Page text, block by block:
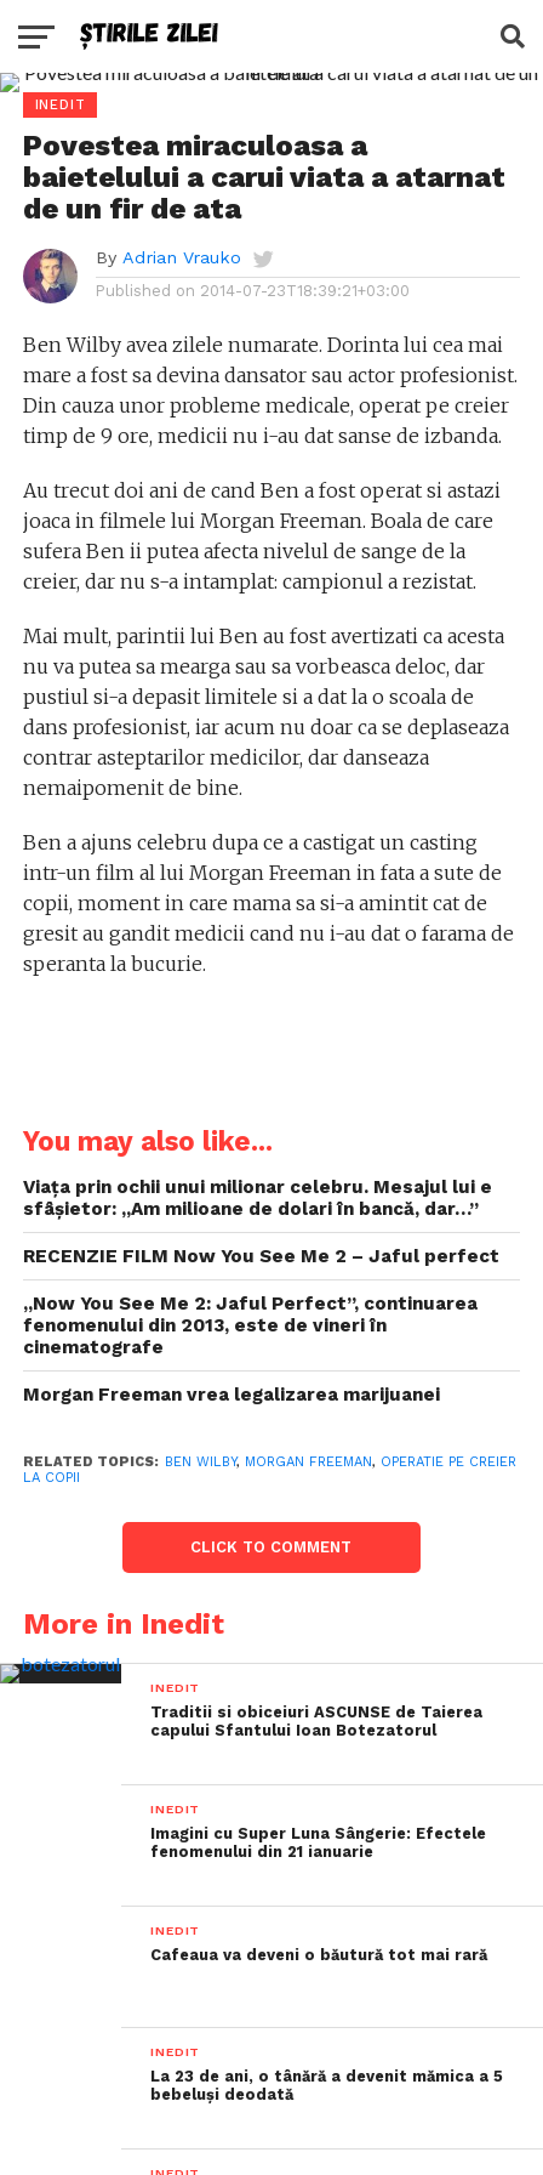
INEDIT
Povestea miraculoasa a
baietelului a carui viata a atarnat
de un fir de ata
By Adrian Vrauko
Published on 2014-07-23T18:39:21+03:00
Ben Wilby avea zilele numarate. Dorinta lui cea mai
mare a fost sa devina dansator sau actor profesionist.
Din cauza unor probleme medicale, operat pe creier
timp de 9 ore, medicii nu i-au dat sanse de izbanda.
Au trecut doi ani de cand Ben a fost operat si astazi
joaca in filmele lui Morgan Freeman. Boala de care
sufera Ben ii putea afecta nivelul de sange de la
creier, dar nu s-a intamplat: campionul a rezistat.
Mai mult, parintii lui Ben au fost avertizati ca acesta
nu va putea sa mearga sau sa vorbeasca deloc, dar
pustiul si-a depasit limitele si a dat la o scoala de
dans profesionist, iar acum nu doar ca se deplaseaza
contrar asteptarilor medicilor, dar danseaza
nemaipomenit de bine.
Ben a ajuns celebru dupa ce a castigat un casting
intr-un film al lui Morgan Freeman in fata a sute de
copii, moment in care mama sa si-a amintit cat de
gresit au gandit medicii cand nu i-au dat o farama de
speranta la bucurie.
You may also like...
Viața prin ochii unui milionar celebru. Mesajul lui e
sfâșietor: „Am milioane de dolari în bancă, dar…”
RECENZIE FILM Now You See Me 2 – Jaful perfect
,,Now You See Me 2: Jaful Perfect”, continuarea
fenomenului din 2013, este de vineri în
cinematografe
Morgan Freeman vrea legalizarea marijuanei
RELATED TOPICS: BEN WILBY, MORGAN FREEMAN, OPERATIE PE CREIER
LA COPII
CLICK TO COMMENT
More in Inedit
INEDIT
Traditii si obiceiuri ASCUNSE de Taierea
capului Sfantului Ioan Botezatorul
INEDIT
Imagini cu Super Luna Sângerie: Efectele
fenomenului din 21 ianuarie
INEDIT
Cafeaua va deveni o băutură tot mai rară
INEDIT
La 23 de ani, o tânără a devenit mămica a 5
bebeluși deodată